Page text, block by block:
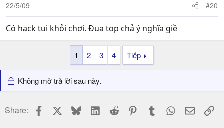
22/5/09 #20
Có hack tui khỏi chơi. Đua top chả ý nghĩa giề
1 2 3 4 Tiếp
Không mở trả lời sau này.
Share: Facebook BlueskyLinkedIn
Reddit PinterestTumblr WhatsApp
Email